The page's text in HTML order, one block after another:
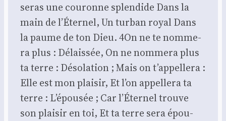
seras une cou­ronne splen­dide Dans la
main de l’Éternel, Un tur­ban royal Dans
la paume de ton Dieu. 4On ne te nom­me­
ra plus : Délais­sée, On ne nom­me­ra plus
ta terre : Déso­la­tion ; Mais on t’appellera :
Elle est mon plai­sir, Et l’on appel­le­ra ta
terre : L’épousée ; Car l’Éternel trouve
son plai­sir en toi, Et ta terre sera épou­